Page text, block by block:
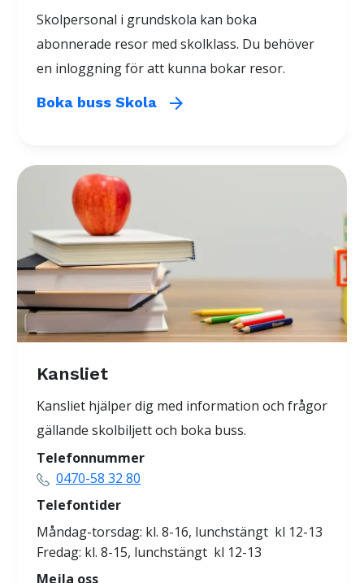
Skolpersonal i grundskola kan boka
abonnerade resor med skolklass. Du behöver
en inloggning för att kunna bokar resor.
Boka buss Skola
arrow_forward
Kansliet
Kansliet hjälper dig med information och frågor
gällande skolbiljett och boka buss.
Telefonnummer
0470-58 32 80
Telefontider
Måndag-torsdag: kl. 8-16, lunchstängt kl 12-13
Fredag: kl. 8-15, lunchstängt kl 12-13
Mejla oss